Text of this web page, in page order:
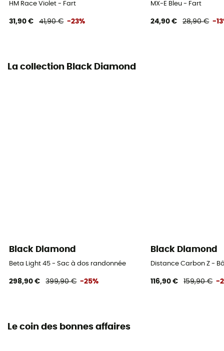
HM Race Violet - Fart
31,90 € 41,90 € -23%
MX-E Bleu - Fart
24,90 € 28,90 € -
La collection Black Diamond
Black Diamond
Beta Light 45 - Sac à dos randonnée
298,90 € 399,90 € -25%
Black Diamond
Distance Carbon Z -
116,90 € 159,90 € -
Le coin des bonnes affaires